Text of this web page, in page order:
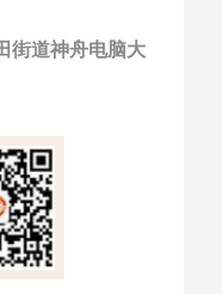
街道神舟电脑大